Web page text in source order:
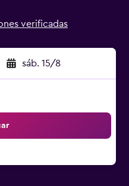
verificadas
sáb. 15/8